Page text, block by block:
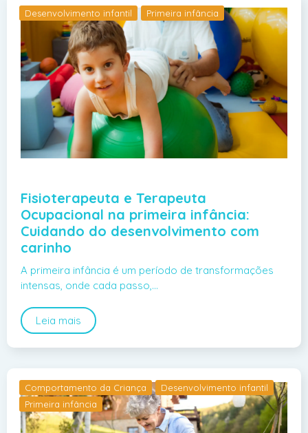
Desenvolvimento infantil Primeira infância
Fisioterapeuta e Terapeuta
Ocupacional na primeira infância:
Cuidando do desenvolvimento com
carinho
A primeira infância é um período de transformações
intensas, onde cada passo,…
Leia mais
Comportamento da Criança
Desenvolvimento infantil
Primeira infância